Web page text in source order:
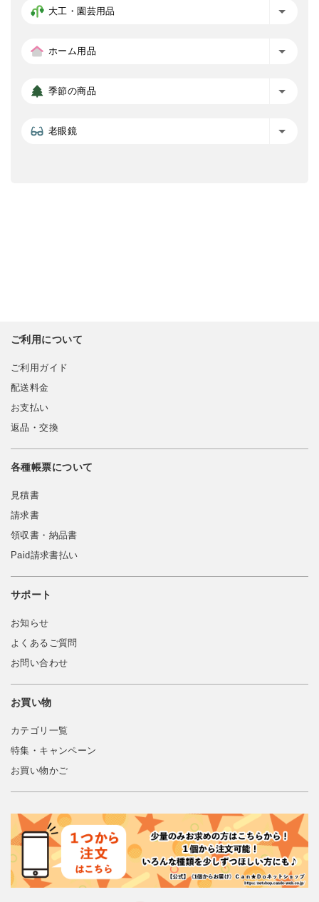
大工・園芸用品
ホーム用品
季節の商品
老眼鏡
ご利用について
ご利用ガイド
配送料金
お支払い
返品・交換
各種帳票について
見積書
請求書
領収書・納品書
Paid請求書払い
サポート
お知らせ
よくあるご質問
お問い合わせ
お買い物
カテゴリ一覧
特集・キャンペーン
お買い物かご